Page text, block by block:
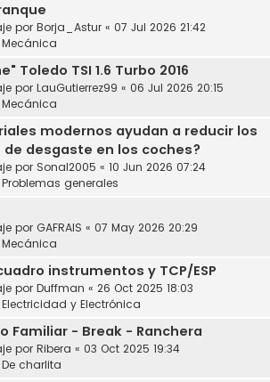
por Borja_Astur « 07 Jul 2026 21:42
Mecánica
Toledo TSI 1.6 Turbo 2016
por LauGutierrez99 « 06 Jul 2026 20:15
Mecánica
modernos ayudan a reducir los
desgaste en los coches?
por Sonal2005 « 10 Jun 2026 07:24
Problemas generales
por GAFRAIS « 07 May 2026 20:29
Mecánica
instrumentos y TCP/ESP
por Duffman « 26 Oct 2025 18:03
Electricidad y Electrónica
Familiar - Break - Ranchera
por Ribera « 03 Oct 2025 19:34
De charlita